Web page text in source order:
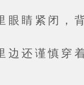
紧闭，背
谨慎穿着